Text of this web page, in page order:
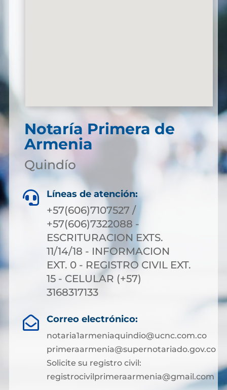
Notaría Primera de
Armenia
Quindío
 Líneas de atención:
+57(606)7107527 /
+57(606)7322088 -
ESCRITURACION EXTS.
11/14/18 - INFORMACION
EXT. 0 - REGISTRO CIVIL EXT.
15 - CELULAR (+57)
3168317133
 Correo electrónico:
notaria1armeniaquindio@ucnc.com.co
primeraarmenia@supernotariado.gov.co
Solicite su registro civil:
registrocivilprimeraarmenia@gmail.com